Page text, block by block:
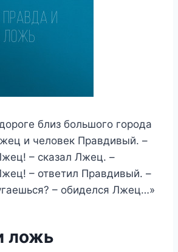
близ большого города
и человек Правдивый. –
– сказал Лжец. –
– ответил Правдивый. –
– обиделся Лжец…»
ложь